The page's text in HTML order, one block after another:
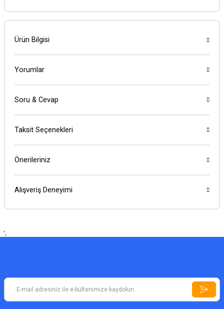
Ürün Bilgisi
Yorumlar
Soru & Cevap
Taksit Seçenekleri
Önerileriniz
Alışveriş Deneyimi
',